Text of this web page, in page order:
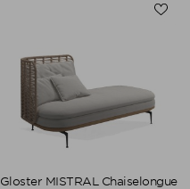
Gloster MISTRAL Chaiselongue